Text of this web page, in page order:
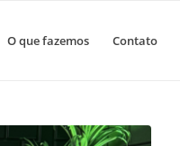
O que fazemos Contato